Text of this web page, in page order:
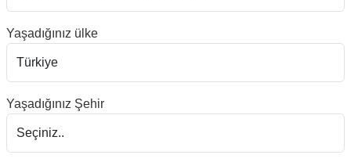
Yaşadığınız ülke
Yaşadığınız Şehir